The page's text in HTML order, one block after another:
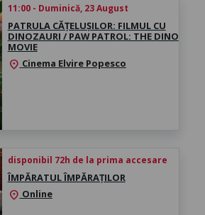
11:00 - Duminică, 23 August
PATRULA CĂȚELUȘILOR: FILMUL CU
DINOZAURI / PAW PATROL: THE DINO
MOVIE
location_on Cinema Elvire Popesco
disponibil 72h de la prima accesare
ÎMPĂRATUL ÎMPĂRAȚILOR
location_on Online